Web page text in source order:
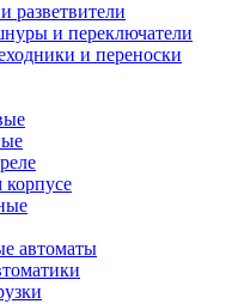
разветвители
и переключатели
и переноски
автоматы